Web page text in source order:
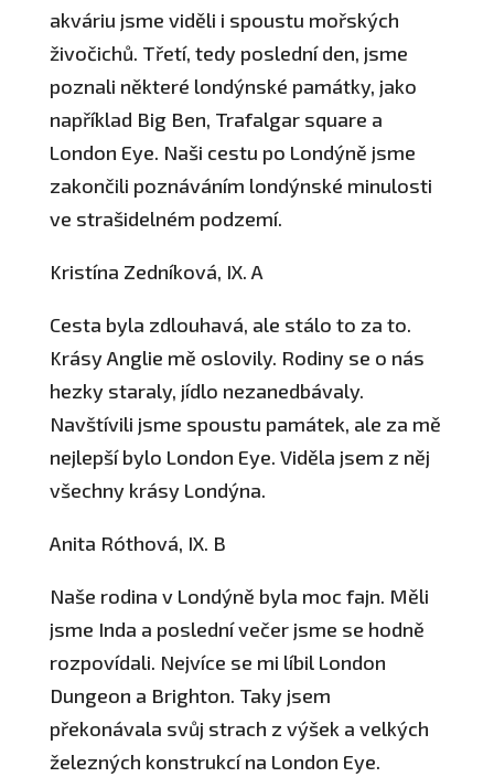
akváriu jsme viděli i spoustu mořských
živočichů. Třetí, tedy poslední den, jsme
poznali některé londýnské památky, jako
například Big Ben, Trafalgar square a
London Eye. Naši cestu po Londýně jsme
zakončili poznáváním londýnské minulosti
ve strašidelném podzemí.
Kristína Zedníková, IX. A
Cesta byla zdlouhavá, ale stálo to za to.
Krásy Anglie mě oslovily. Rodiny se o nás
hezky staraly, jídlo nezanedbávaly.
Navštívili jsme spoustu památek, ale za mě
nejlepší bylo London Eye. Viděla jsem z něj
všechny krásy Londýna.
Anita Róthová, IX. B
Naše rodina v Londýně byla moc fajn. Měli
jsme Inda a poslední večer jsme se hodně
rozpovídali. Nejvíce se mi líbil London
Dungeon a Brighton. Taky jsem
překonávala svůj strach z výšek a velkých
železných konstrukcí na London Eye.